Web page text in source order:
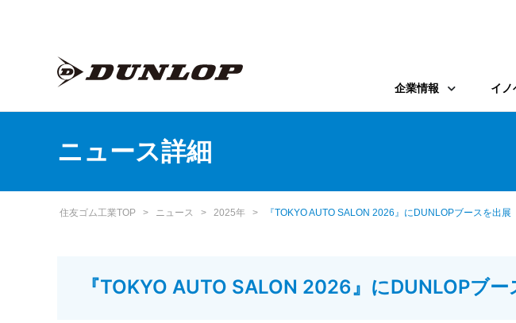
企業情報 イノ
ニュース詳細
住友ゴム工業TOP > ニュース > 2025年 > 『TOKYO AUTO SALON 2026』にDUNLOPブースを出展
『TOKYO AUTO SALON 2026』にDUNLOPブー